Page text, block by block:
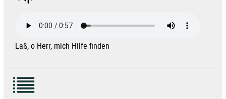
Laß, o Herr, mich Hilfe finden